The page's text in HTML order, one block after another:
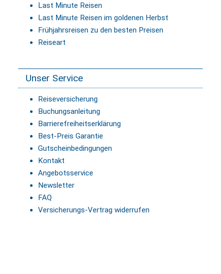
Last Minute Reisen
Last Minute Reisen im goldenen Herbst
Frühjahrsreisen zu den besten Preisen
Reiseart
Unser Service
Reiseversicherung
Buchungsanleitung
Barrierefreiheitserklärung
Best-Preis Garantie
Gutscheinbedingungen
Kontakt
Angebotsservice
Newsletter
FAQ
Versicherungs-Vertrag widerrufen